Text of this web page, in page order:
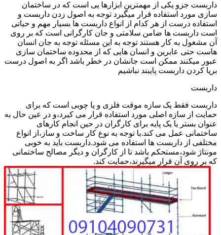
داربست جزو یکی از مهمترین ابزارها یی است که در ساختمان
سازی مورد استفاده قرار میگیرد توجه به اصول زدن داربست و
استفاده درست از هر کدام از انواع داربست ها بسیار مهم و حیاتی
است داربست ها ضامن سلامتی و جان کارگرانی است که بر روی
آن مشغول به کار هستند توجه به این مسئله توجه به جان انسان
هاست حتی عابرین و انسان هایی که از محدوده ساختمان سازی
عبور میکنند ممکن است جانشان در خطر باشد اگر به اصول درست
برپا کردن داربست پایبند نباشیم
داربست
داربست فقط یک سازه موقت فلزی و یا چوبی است که برای
حمایت از سازه اصلی مورد استفاده قرار می کیرد،و در عین حال به
عنوان بستر یا یک پایه برای کارگران در حین انجام کارهای
ساختمانی عمل می کند.با توجه به نوع کار ساخت و ساز،از انواع
مختلفی از داربست ها استفاده می شود.داربست باید به خوبی
مونتاژ شود،مستحکم باشد تا از کارگران و دیگر مصالح ساختمانی
که بر روی آن قرار میگیرند،حمایت کند.